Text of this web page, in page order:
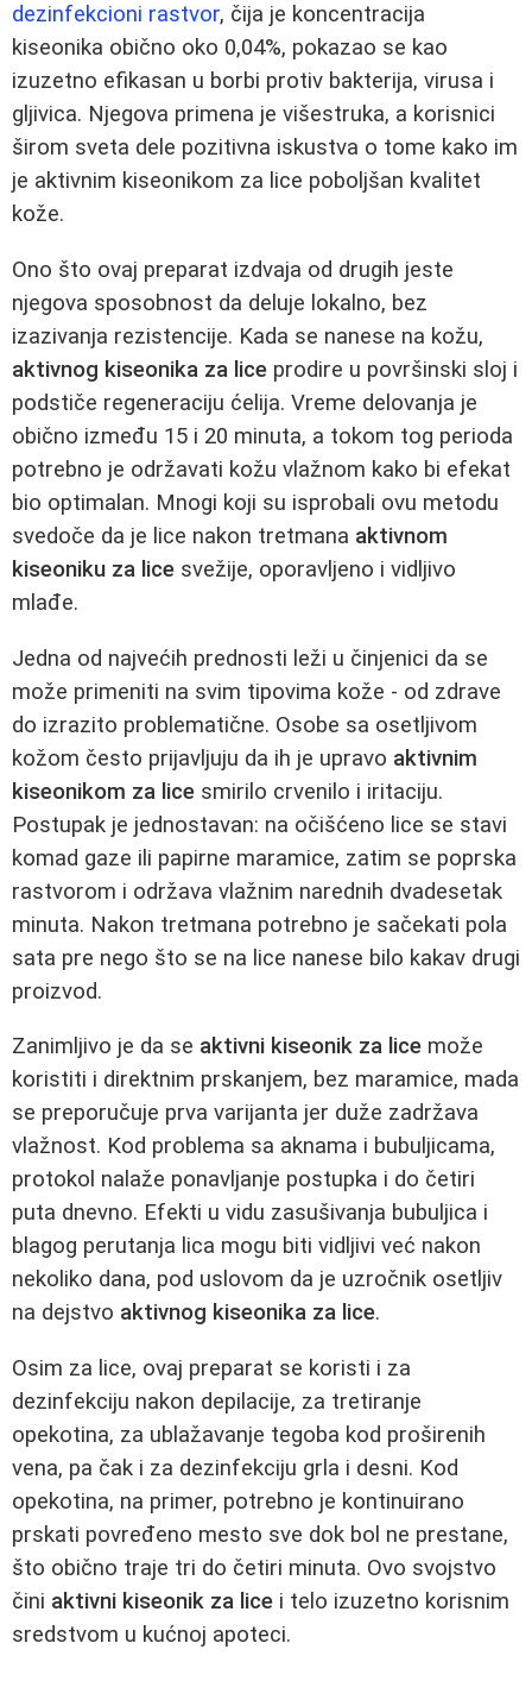
dezinfekcioni rastvor, čija je koncentracija
kiseonika obično oko 0,04%, pokazao se kao
izuzetno efikasan u borbi protiv bakterija, virusa i
gljivica. Njegova primena je višestruka, a korisnici
širom sveta dele pozitivna iskustva o tome kako im
je aktivnim kiseonikom za lice poboljšan kvalitet
kože.
Ono što ovaj preparat izdvaja od drugih jeste
njegova sposobnost da deluje lokalno, bez
izazivanja rezistencije. Kada se nanese na kožu,
aktivnog kiseonika za lice prodire u površinski sloj i
podstiče regeneraciju ćelija. Vreme delovanja je
obično između 15 i 20 minuta, a tokom tog perioda
potrebno je održavati kožu vlažnom kako bi efekat
bio optimalan. Mnogi koji su isprobali ovu metodu
svedoče da je lice nakon tretmana aktivnom
kiseoniku za lice svežije, oporavljeno i vidljivo
mlađe.
Jedna od najvećih prednosti leži u činjenici da se
može primeniti na svim tipovima kože - od zdrave
do izrazito problematične. Osobe sa osetljivom
kožom često prijavljuju da ih je upravo aktivnim
kiseonikom za lice smirilo crvenilo i iritaciju.
Postupak je jednostavan: na očišćeno lice se stavi
komad gaze ili papirne maramice, zatim se poprska
rastvorom i održava vlažnim narednih dvadesetak
minuta. Nakon tretmana potrebno je sačekati pola
sata pre nego što se na lice nanese bilo kakav drugi
proizvod.
Zanimljivo je da se aktivni kiseonik za lice može
koristiti i direktnim prskanjem, bez maramice, mada
se preporučuje prva varijanta jer duže zadržava
vlažnost. Kod problema sa aknama i bubuljicama,
protokol nalaže ponavljanje postupka i do četiri
puta dnevno. Efekti u vidu zasušivanja bubuljica i
blagog perutanja lica mogu biti vidljivi već nakon
nekoliko dana, pod uslovom da je uzročnik osetljiv
na dejstvo aktivnog kiseonika za lice.
Osim za lice, ovaj preparat se koristi i za
dezinfekciju nakon depilacije, za tretiranje
opekotina, za ublažavanje tegoba kod proširenih
vena, pa čak i za dezinfekciju grla i desni. Kod
opekotina, na primer, potrebno je kontinuirano
prskati povređeno mesto sve dok bol ne prestane,
što obično traje tri do četiri minuta. Ovo svojstvo
čini aktivni kiseonik za lice i telo izuzetno korisnim
sredstvom u kućnoj apoteci.